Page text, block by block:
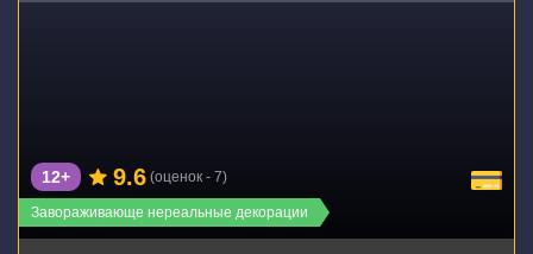
Завораживающе нереальные декорации
12+ 9.6 (оценок - 7)